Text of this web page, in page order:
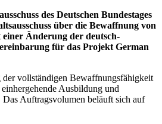
des Deutschen Bundestages
über die Bewaffnung von
Änderung der deutsch-
für das Projekt German
der vollständigen Bewaffnungsfähigkeit
Ausbildung und
Auftragsvolumen beläuft sich auf